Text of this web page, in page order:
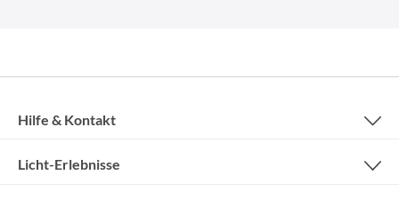
Hilfe & Kontakt
Licht-Erlebnisse